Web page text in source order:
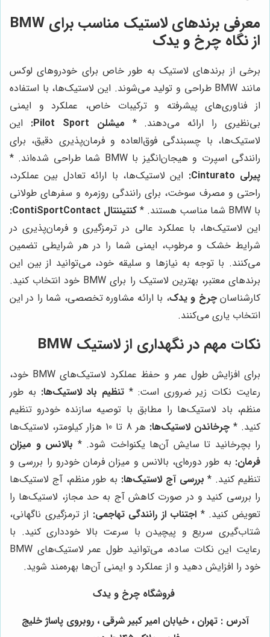
معرفی برندهای لاستیک مناسب برای BMW
از نگاه چرخ و یدک
برخی از برندهای لاستیک به طور خاص برای خودروهای لوکس
مانند BMW طراحی و تولید می‌شوند. این لاستیک‌ها، با استفاده
از فناوری‌های پیشرفته و ترکیبات خاص، عملکرد و ایمنی
بی‌نظیری را ارائه می‌دهند. * میشلن Pilot Sport:
این
لاستیک‌ها، با چسبندگی فوق‌العاده و فرمان‌پذیری دقیق، برای
رانندگی اسپرت و هیجان‌انگیز با BMW شما طراحی شده‌اند. *
پیرلی Cinturato:
این لاستیک‌ها، با ارائه تعادل بین عملکرد،
راحتی و مصرف سوخت، برای رانندگی روزمره و سفرهای طولانی
با BMW شما مناسب هستند. *
کنتیننتال ContiSportContact:
این لاستیک‌ها، با عملکرد عالی در ترمزگیری و فرمان‌پذیری در
شرایط خشک و مرطوب، ایمنی شما را در هر شرایطی تضمین
می‌کنند. با توجه به نیازها و سلیقه خود، می‌توانید از بین این
برندهای معتبر، بهترین لاستیک را برای BMW خود انتخاب کنید.
کارشناسانچرخ و یدک، با ارائه مشاوره تخصصی، شما را در این
انتخاب یاری می‌کنند.
نکات مهم در نگهداری از لاستیک BMW
برای افزایش طول عمر و حفظ عملکرد لاستیک‌های BMW خود،
رعایت نکات زیر ضروری است: * تنظیم باد لاستیک‌ها: به طور
منظم، باد لاستیک‌ها را مطابق با توصیه سازنده خودرو تنظیم
کنید. *چرخاندن لاستیک‌ها:
هر 8 تا 10 هزار کیلومتر، لاستیک‌ها
را بچرخانید تا سایش آن‌ها یکنواخت شود. * بالانس و میزان
فرمان: به طور دوره‌ای، بالانس و میزان فرمان خودرو را بررسی و
تنظیم کنید. * بررسی آج لاستیک‌ها: به طور منظم، آج لاستیک‌ها
را بررسی کنید و در صورت کاهش آج به حد مجاز، لاستیک‌ها را
تعویض کنید. * اجتناب از رانندگی تهاجمی: از ترمزگیری ناگهانی،
شتاب‌گیری سریع و پیچیدن با سرعت بالا خودداری کنید. با
رعایت این نکات ساده، می‌توانید طول عمر لاستیک‌های BMW
خود را افزایش دهید و از عملکرد و ایمنی آن‌ها بهره‌مند شوید.
فروشگاه چرخ و یدک
آدرس : تهران ، خیابان امیر کبیر شرقی ، روبروی پاساژ خلیج